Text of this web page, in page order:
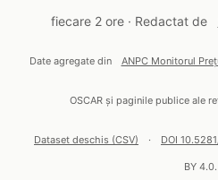
fiecare 2 ore · Redactat de
Date agregate din ANPC Monitorul
OSCAR și paginile publice ale
Dataset deschis (CSV) · DOI
BY 4.0.